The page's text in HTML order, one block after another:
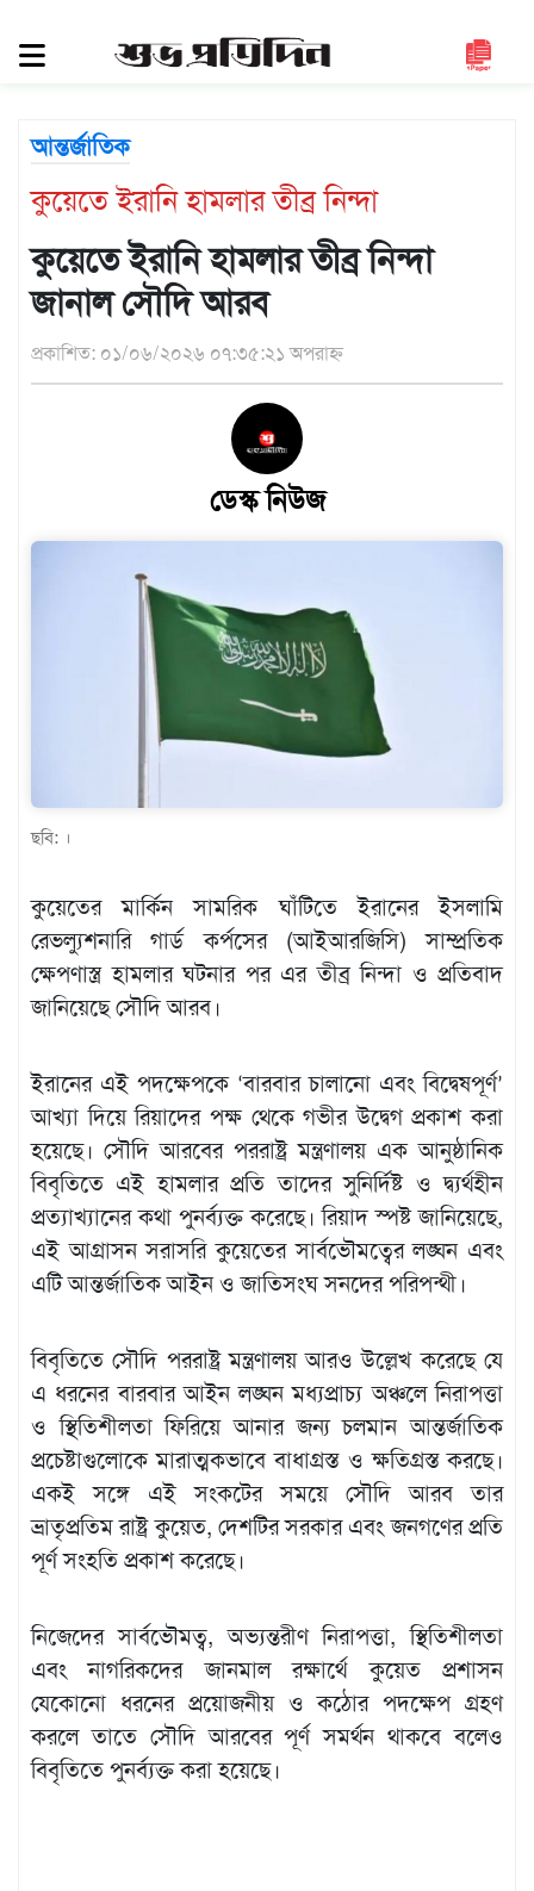
সিলেট
মৌলভীবাজার
জাতীয়
দেশজুড়ে
অন্যান্য
আন্তর্জাতিক
কুয়েতে ইরানি হামলার তীব্র নিন্দা
কুয়েতে ইরানি হামলার তীব্র নিন্দা
জানাল সৌদি আরব
প্রকাশিত: ০১/০৬/২০২৬ ০৭:৩৫:২১ অপরাহ্ন
ডেস্ক নিউজ
ছবি: ।
কুয়েতের মার্কিন সামরিক ঘাঁটিতে ইরানের ইসলামি
রেভল্যুশনারি গার্ড কর্পসের (আইআরজিসি) সাম্প্রতিক
ক্ষেপণাস্ত্র হামলার ঘটনার পর এর তীব্র নিন্দা ও প্রতিবাদ
জানিয়েছে সৌদি আরব।
ইরানের এই পদক্ষেপকে ‘বারবার চালানো এবং বিদ্বেষপূর্ণ’
আখ্যা দিয়ে রিয়াদের পক্ষ থেকে গভীর উদ্বেগ প্রকাশ করা
হয়েছে। সৌদি আরবের পররাষ্ট্র মন্ত্রণালয় এক আনুষ্ঠানিক
বিবৃতিতে এই হামলার প্রতি তাদের সুনির্দিষ্ট ও দ্ব্যর্থহীন
প্রত্যাখ্যানের কথা পুনর্ব্যক্ত করেছে। রিয়াদ স্পষ্ট জানিয়েছে,
এই আগ্রাসন সরাসরি কুয়েতের সার্বভৌমত্বের লঙ্ঘন এবং
এটি আন্তর্জাতিক আইন ও জাতিসংঘ সনদের পরিপন্থী।
বিবৃতিতে সৌদি পররাষ্ট্র মন্ত্রণালয় আরও উল্লেখ করেছে যে
এ ধরনের বারবার আইন লঙ্ঘন মধ্যপ্রাচ্য অঞ্চলে নিরাপত্তা
ও স্থিতিশীলতা ফিরিয়ে আনার জন্য চলমান আন্তর্জাতিক
প্রচেষ্টাগুলোকে মারাত্মকভাবে বাধাগ্রস্ত ও ক্ষতিগ্রস্ত করছে।
একই সঙ্গে এই সংকটের সময়ে সৌদি আরব তার
ভ্রাতৃপ্রতিম রাষ্ট্র কুয়েত, দেশটির সরকার এবং জনগণের প্রতি
পূর্ণ সংহতি প্রকাশ করেছে।
নিজেদের সার্বভৌমত্ব, অভ্যন্তরীণ নিরাপত্তা, স্থিতিশীলতা
এবং নাগরিকদের জানমাল রক্ষার্থে কুয়েত প্রশাসন
যেকোনো ধরনের প্রয়োজনীয় ও কঠোর পদক্ষেপ গ্রহণ
করলে তাতে সৌদি আরবের পূর্ণ সমর্থন থাকবে বলেও
বিবৃতিতে পুনর্ব্যক্ত করা হয়েছে।